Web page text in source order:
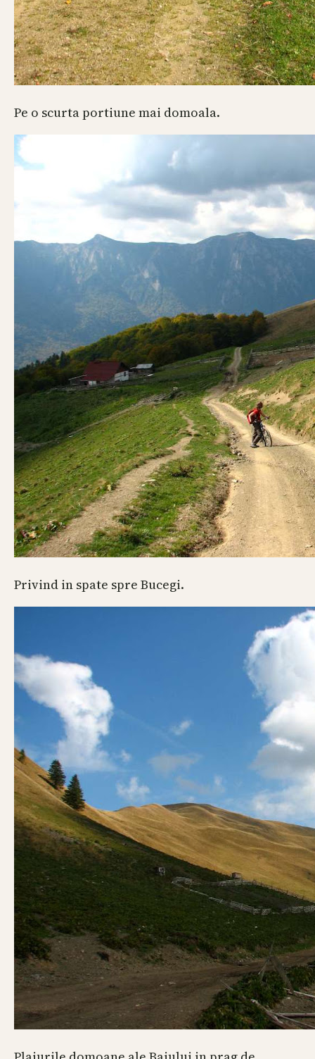
Pe o scurta portiune mai domoala.
Privind in spate spre Bucegi.